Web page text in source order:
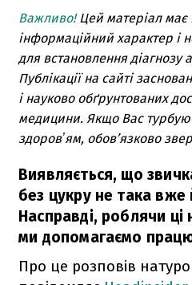
Важливо! Цей матеріал має
інформаційний характер і
для встановлення діагнозу
Публікації на сайті
і науково обґрунтованих
медицини. Якщо Вас
здоровʼям, обов’язково
Виявляється, що
без цукру не така вже
Насправді, роблячи ці
ми допомагаємо
Про це розповів